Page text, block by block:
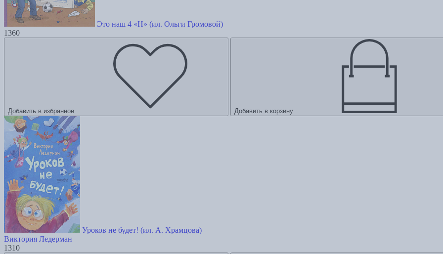
Это наш 4 «Н» (ил. Ольги Громовой)
1360
Добавить в избранное Добавить в корзину
Уроков не будет! (ил. А. Храмцова)
Виктория Ледерман
1310